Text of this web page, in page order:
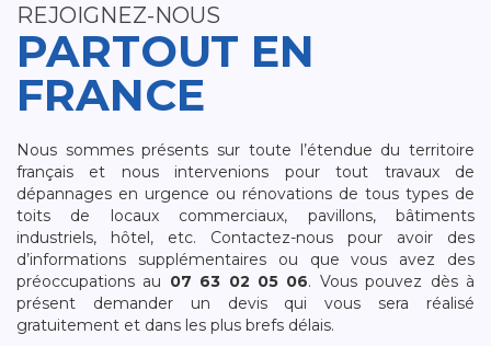
REJOIGNEZ-NOUS
PARTOUT EN
FRANCE
Nous sommes présents sur toute l’étendue du territoire
français et nous intervenions pour tout travaux de
dépannages en urgence ou rénovations de tous types de
toits de locaux commerciaux, pavillons, bâtiments
industriels, hôtel, etc. Contactez-nous pour avoir des
d’informations supplémentaires ou que vous avez des
préoccupations au 07 63 02 05 06. Vous pouvez dès à
présent demander un devis qui vous sera réalisé
gratuitement et dans les plus brefs délais.